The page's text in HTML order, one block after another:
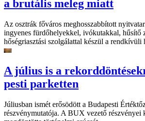
a brutális meleg miatt
Az osztrák főváros meghosszabbított
ingyenes fürdőhelyekkel, ivókutakkal, hűsítő
hőségriasztási szolgálattal készül a rendkívüli
A július is a
pesti parketten
Júliusban ismét erősödött a Budapesti
részvénymutatója. A BUX vezető részvényei